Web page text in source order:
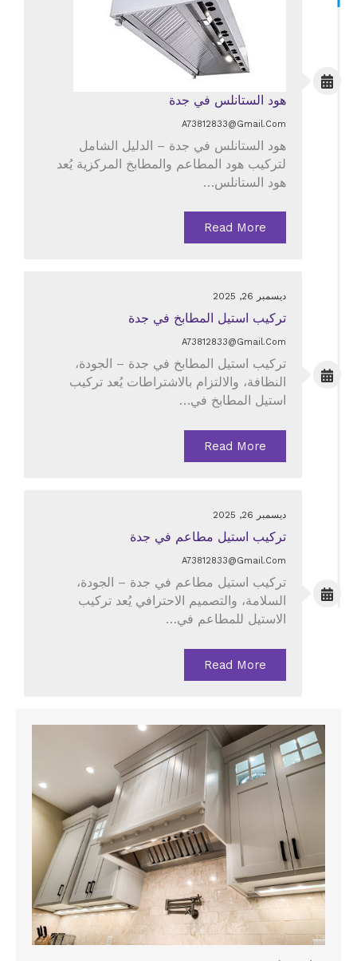
هود الستانلس في جدة
A73812833@gmail.com
هود الستانلس في جدة – الدليل الشامل
لتركيب هود المطاعم والمطابخ المركزية يُعد
هود الستانلس…
Read More
ديسمبر 26, 2025
تركيب استيل المطابخ في جدة
A73812833@gmail.com
تركيب استيل المطابخ في جدة – الجودة،
النظافة، والالتزام بالاشتراطات يُعد تركيب
استيل المطابخ في…
Read More
ديسمبر 26, 2025
تركيب استيل مطاعم في جدة
A73812833@gmail.com
تركيب استيل مطاعم في جدة – الجودة،
السلامة، والتصميم الاحترافي يُعد تركيب
الاستيل للمطاعم في…
Read More